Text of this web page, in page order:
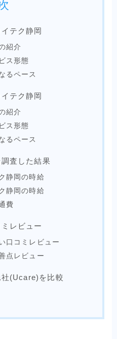
テク静岡
紹介
ス形態
るペース
テク静岡
紹介
ス形態
るペース
査した結果
静岡の時給
静岡の時給
費
レビュー
口コミレビュー
点レビュー
(Ucare)を比較